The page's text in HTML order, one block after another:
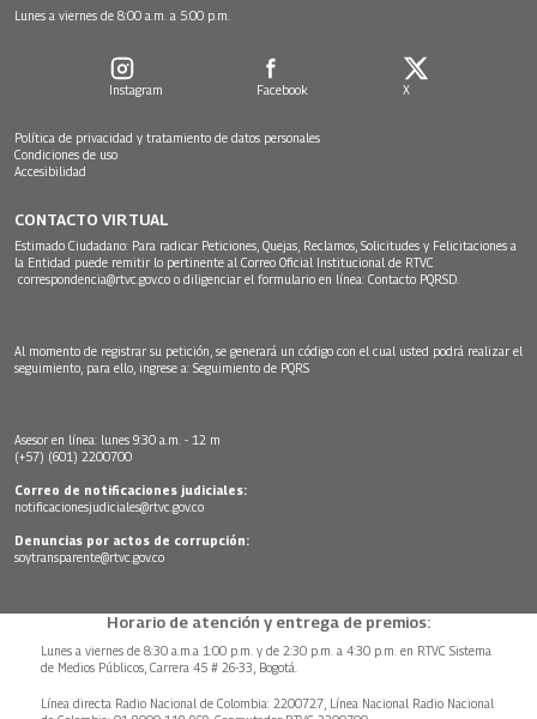
Lunes a viernes de 8:00 a.m. a 5:00 p.m.
Instagram Facebook X
Política de privacidad y tratamiento de datos personales
Condiciones de uso
Accesibilidad
CONTACTO VIRTUAL
Estimado Ciudadano: Para radicar Peticiones, Quejas, Reclamos, Solicitudes y Felicitaciones a
la Entidad puede remitir lo pertinente al Correo Oficial Institucional de RTVC
correspondencia@rtvc.gov.co o diligenciar el formulario en línea: Contacto PQRSD.
Al momento de registrar su petición, se generará un código con el cual usted podrá realizar el
seguimiento, para ello, ingrese a: Seguimiento de PQRS
Asesor en línea: lunes 9:30 a.m. - 12 m
(+57) (601) 2200700
Correo de notificaciones judiciales:
notificacionesjudiciales@rtvc.gov.co
Denuncias por actos de corrupción:
soytransparente@rtvc.gov.co
Horario de atención y entrega de premios:
Lunes a viernes de 8:30 a.m.a 1:00 p.m. y de 2:30 p.m. a 4:30 p.m. en RTVC Sistema
de Medios Públicos, Carrera 45 # 26-33, Bogotá.
Línea directa Radio Nacional de Colombia: 2200727, Línea Nacional Radio Nacional